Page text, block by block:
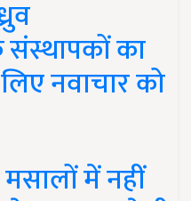
संस्थापकों का
नवाचार को
में नहीं